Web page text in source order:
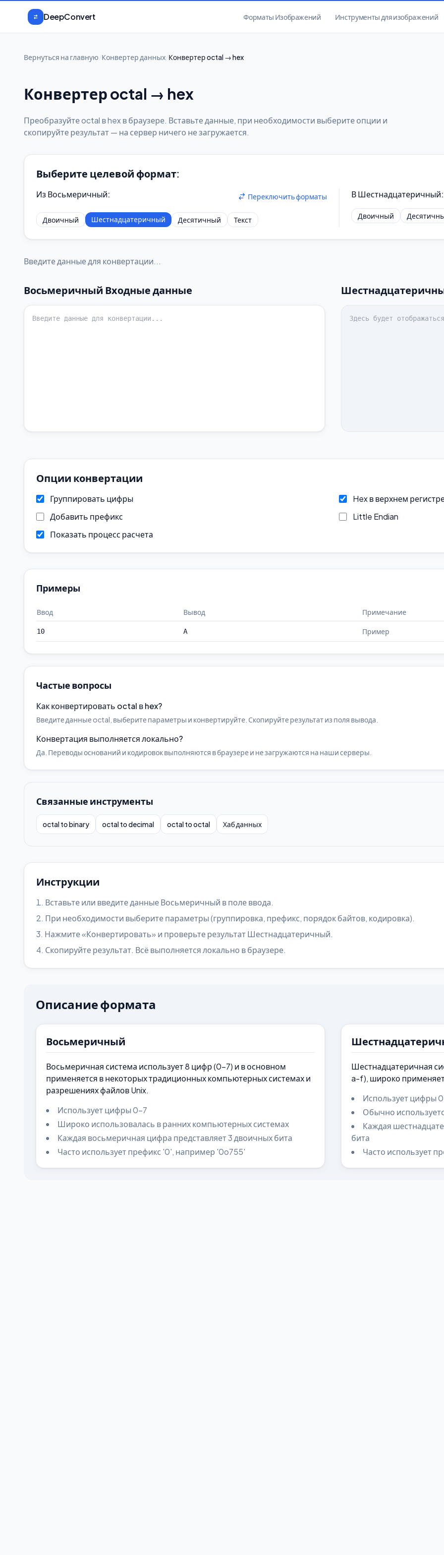
DeepConvert
Форматы Изображений Инструменты для изображений
Вернуться на главную Конвертер данных Конвертер octal → hex
Конвертер octal → hex
Преобразуйте octal в hex в браузере. Вставьте данные, при необходимости выберите опции и
скопируйте результат — на сервер ничего не загружается.
Выберите целевой формат:
Из Восьмеричный: Переключить форматы
Двоичный Шестнадцатеричный Десятичный Текст
В Шестнадцатеричный:
Двоичный
Введите данные для конвертации...
Восьмеричный Входные данные
Опции конвертации
Группировать цифры
Hex в верхнем
Добавить префикс
Little Endian
Показать процесс расчета
Примеры
Ввод Вывод Примечание
10 A Пример
Частые вопросы
Как конвертировать octal в hex?
Введите данные octal, выберите параметры и конвертируйте. Скопируйте результат из поля вывода.
Конвертация выполняется локально?
Да. Переводы оснований и кодировок выполняются в браузере и не загружаются на наши серверы.
Связанные инструменты
octal to binary octal to decimal octal to octal Хаб данных
Инструкции
Вставьте или введите данные Восьмеричный в поле ввода.
При необходимости выберите параметры (группировка, префикс, порядок байтов, кодировка).
Нажмите «Конвертировать» и проверьте результат Шестнадцатеричный.
Скопируйте результат. Всё выполняется локально в браузере.
Описание формата
Восьмеричный
Восьмеричная система использует 8 цифр (0-7) и в основном
применяется в некоторых традиционных компьютерных системах и
разрешениях файлов Unix.
Использует цифры 0-7
Широко использовалась в ранних компьютерных системах
Каждая восьмеричная цифра представляет 3 двоичных бита
Часто использует префикс '0', например '0o755'
Шестнадцатеричная
a-f), широко
Использует цифры
Обычно
Каждая
бита
Часто использует